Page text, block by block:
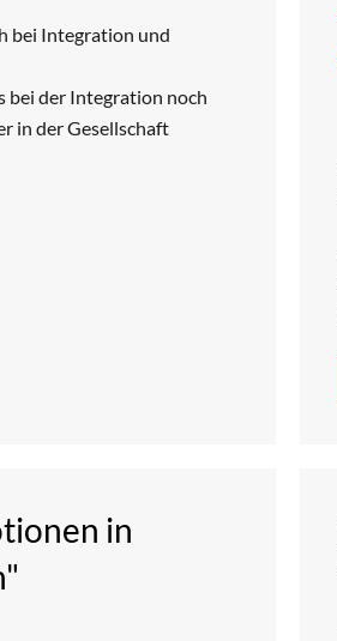
bei Integration und
bei der Integration noch
in der Gesellschaft
in